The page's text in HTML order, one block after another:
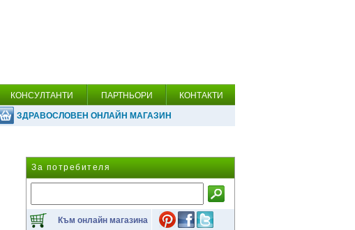
КОНСУЛТАНТИ ПАРТНЬОРИ КОНТАКТИ
ЗДРАВОСЛОВЕН ОНЛАЙН МАГАЗИН
За потребителя
Към онлайн магазина